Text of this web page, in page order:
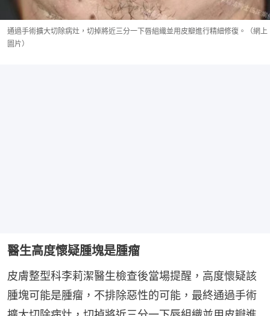
通過手術擴大切除病灶，切掉將近三分一下唇組織並用皮瓣進行精細修復。（網上
圖片）
醫生高度懷疑腫塊是腫瘤
皮膚整型科李莉潔醫生檢查後當場提醒，高度懷疑該
腫塊可能是腫瘤，不排除惡性的可能，最終通過手術